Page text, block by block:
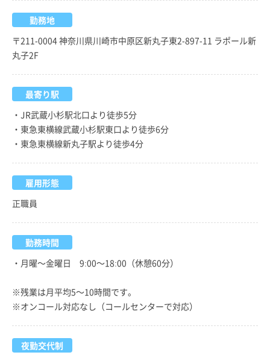
勤務地
〒211-0004 神奈川県川崎市中原区新丸子東2-897-11 ラポール新
丸子2F
最寄り駅
・JR武蔵小杉駅北口より徒歩5分
・東急東横線武蔵小杉駅東口より徒歩6分
・東急東横線新丸子駅より徒歩4分
雇用形態
正職員
勤務時間
・月曜～金曜日 9:00～18:00（休憩60分）
※残業は月平均5～10時間です。
※オンコール対応なし（コールセンターで対応）
夜勤交代制